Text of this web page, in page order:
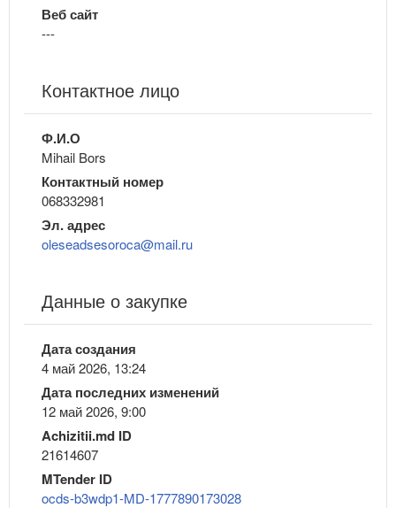
Веб сайт
---
Контактное лицо
Ф.И.О
Mihail Bors
Контактный номер
068332981
Эл. адрес
oleseadsesoroca@mail.ru
Данные о закупке
Дата создания
4 май 2026, 13:24
Дата последних изменений
12 май 2026, 9:00
Achizitii.md ID
21614607
MTender ID
ocds-b3wdp1-MD-1777890173028